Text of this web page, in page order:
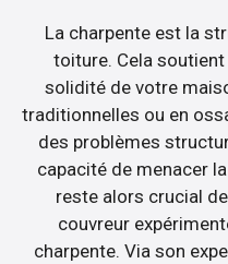
La charpente est la
toiture. Cela
solidité de votre
traditionnelles ou en
des problèmes
capacité de menacer
reste alors crucial
couvreur
charpente. Via son